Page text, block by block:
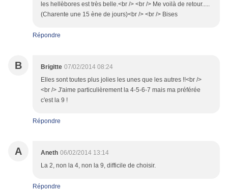
les hellèbores est très belle.<br /> <br /> Me voilà de retour.....
(Charente une 15 ène de jours)<br /> <br /> Bises
Répondre
B Brigitte 07/02/2014 08:24
Elles sont toutes plus jolies les unes que les autres !!<br />
<br /> J'aime particulièrement la 4-5-6-7 mais ma préférée
c'est la 9 !
Répondre
A Aneth 06/02/2014 13:14
La 2, non la 4, non la 9, difficile de choisir.
Répondre